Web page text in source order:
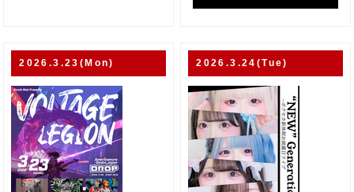
2026.3.23(Mon) 2026.3.24(Tue)